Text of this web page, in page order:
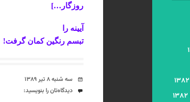
روزگار…]
آیینه را
تبسم رنگین کمان گرفت!
تاریخ
سه شنبه ۸ تیر ۱۳۸۹
دیدگاه‌ها
دیدگاه‌تان را بنویسید: